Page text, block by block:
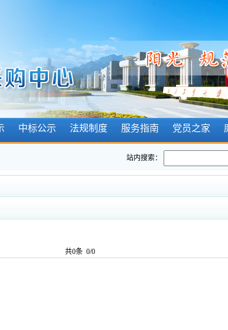
中标公示 法规制度 服务指南 党员之家
站内搜索：
共0条 0/0